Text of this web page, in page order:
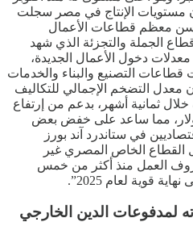
بأن مستويات الإنتاج في مصر سجلت
معظم قطاعات الأعمال
الجملة والتجزئة الذي شهد
دخول الأعمال الجديدة،
التصنيع والبناء والخدمات
معدل التضخم الإجمالي للتكاليف
ثمانية أشهر، بدعم من إرتفاع
مما ساعد على خفض بعض
في ستاندرد آند بورز
القطاع الخاص المصري غير
العمل منذ أكثر من خمس
قوية لعام 2025”.
لمدفوعات الدين الخارجي